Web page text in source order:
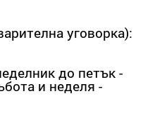
уговорка):
до петък -
и неделя -